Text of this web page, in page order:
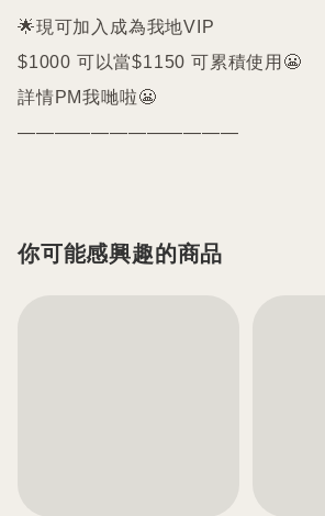
🌟現可加入成為我地VIP
$1000 可以當$1150 可累積使用😬
詳情PM我哋啦😬
————————————
你可能感興趣的商品